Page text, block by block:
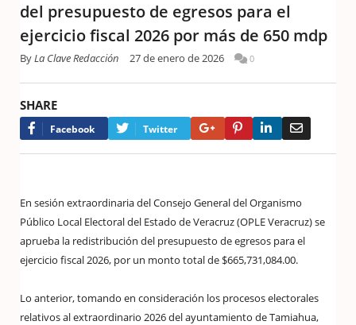
del presupuesto de egresos para el
ejercicio fiscal 2026 por más de 650 mdp
ByLa Clave Redacción 27 de enero de 2026 0
SHARE
Facebook Twitter Google+PinterestLinkedIn
En sesión extraordinaria del Consejo General del Organismo
Público Local Electoral del Estado de Veracruz (OPLE Veracruz) se
aprueba la redistribución del presupuesto de egresos para el
ejercicio fiscal 2026, por un monto total de $665,731,084.00.
Lo anterior, tomando en consideración los procesos electorales
relativos al extraordinario 2026 del ayuntamiento de Tamiahua,